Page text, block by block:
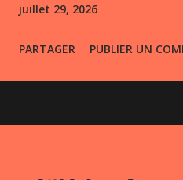
juillet 29, 2026
PARTAGER PUBLIER UN